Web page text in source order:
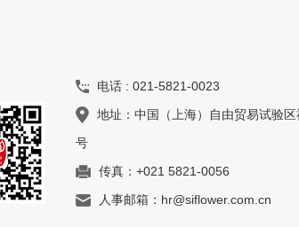
电话 : 021-5821-0023
地址：中国（上海）自由贸易试验
号
传真：+021 5821-0056
人事邮箱：hr@siflower.com.cn